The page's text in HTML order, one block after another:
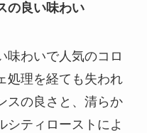
の良い味わい
味わいで人気のコロ
処理を経ても失われ
スの良さと、清らか
シティローストによ